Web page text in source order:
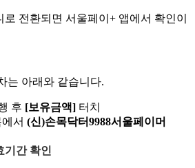
전환되면 서울페이+ 앱에서 확인이
는 아래와 같습니다.
후 [보유금액] 터치
서 (신)손목닥터9988서울페이머
기간 확인